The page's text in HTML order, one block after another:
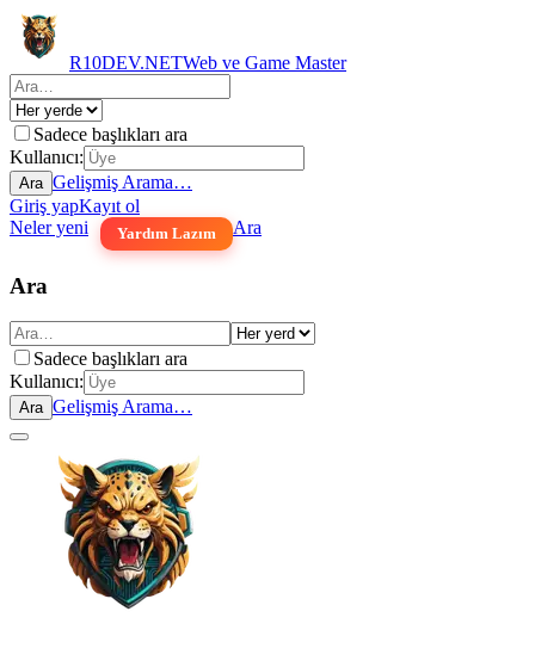
R10DEV.NETWeb ve Game Master
Sadece başlıkları ara
Kullanıcı:
Ara Gelişmiş Arama…
Giriş yapKayıt ol
Neler yeni
Yardım Lazım Ara
Ara
Sadece başlıkları ara
Kullanıcı:
Ara Gelişmiş Arama…